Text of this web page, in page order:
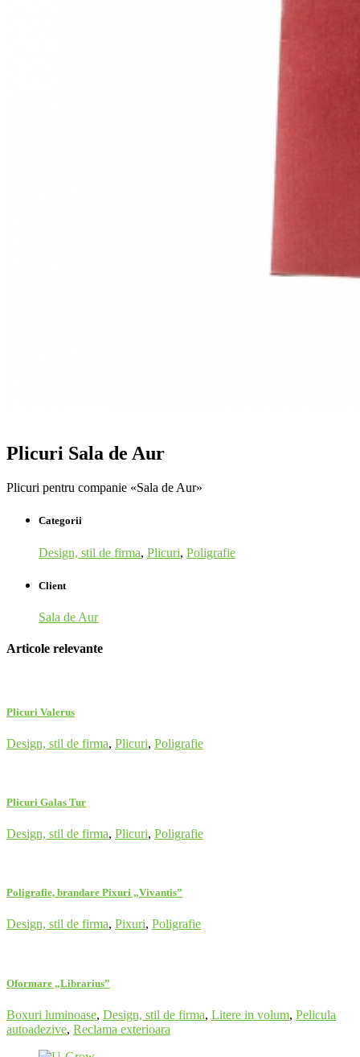
Plicuri Sala de Aur
Plicuri pentru companie «Sala de Aur»
Categorii
Design, stil de firma, Plicuri, Poligrafie
Client
Sala de Aur
Articole relevante
Plicuri Valerus
Design, stil de firma, Plicuri, Poligrafie
Plicuri Galas Tur
Design, stil de firma, Plicuri, Poligrafie
Poligrafie, brandare Pixuri „Vivantis”
Design, stil de firma, Pixuri, Poligrafie
Oformare „Librarius”
Boxuri luminoase, Design, stil de firma, Litere in volum, Pelicula
autoadezive, Reclama exterioara